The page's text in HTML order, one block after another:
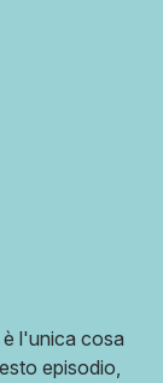
l'unica cosa
episodio,